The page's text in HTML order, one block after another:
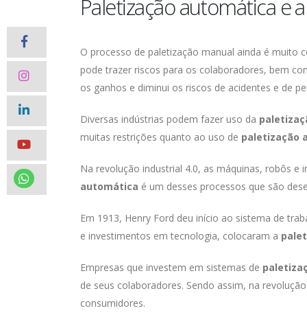
Paletização automática e
O processo de paletização manual ainda é muito
pode trazer riscos para os colaboradores, bem
os ganhos e diminui os riscos de acidentes e de
Diversas indústrias podem fazer uso da
muitas restrições quanto ao uso de paletização
Na revolução industrial 4.0, as máquinas, robôs
automática é um desses processos que são
Em 1913, Henry Ford deu início ao sistema de
e investimentos em tecnologia, colocaram a
Empresas que investem em sistemas de
de seus colaboradores. Sendo assim, na
consumidores.